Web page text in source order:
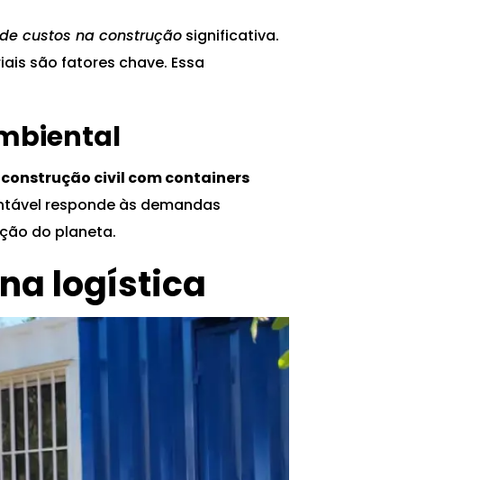
custos na construção significativa.
são fatores chave. Essa
construção civil com containers
responde às demandas
do planeta.
logística